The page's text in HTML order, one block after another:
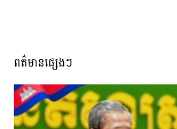
ពត៌មានផ្សេងៗ